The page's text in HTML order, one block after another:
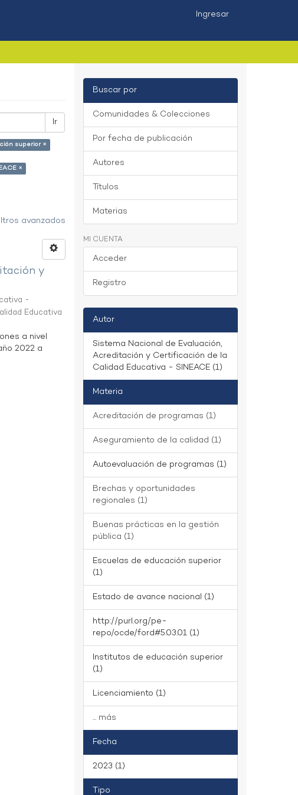
Ingresar
Ir
superior ×
×
avanzados
y
-
Educativa
a nivel
2022 a
Buscar por
Comunidades & Colecciones
Por fecha de publicación
Autores
Títulos
Materias
MI CUENTA
Acceder
Registro
Autor
Sistema Nacional de Evaluación,
Acreditación y Certificación de la
Calidad Educativa - SINEACE (1)
Materia
Acreditación de programas (1)
Aseguramiento de la calidad (1)
Autoevaluación de programas (1)
Brechas y oportunidades
regionales (1)
Buenas prácticas en la gestión
pública (1)
Escuelas de educación superior
(1)
Estado de avance nacional (1)
http://purl.org/pe-
repo/ocde/ford#5.03.01 (1)
Institutos de educación superior
(1)
Licenciamiento (1)
... más
Fecha
2023 (1)
Tipo